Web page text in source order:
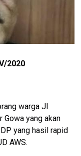
2020
warga Jl
yang akan
yang hasil rapid
AWS.